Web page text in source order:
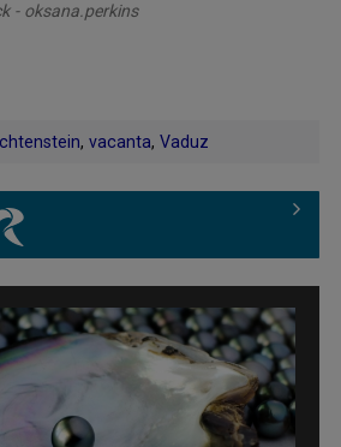
- oksana.perkins
, vacanta, Vaduz